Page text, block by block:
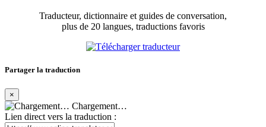
Traducteur, dictionnaire et guides de conversation,
plus de 20 langues, traductions favoris
Partager la traduction
×
Chargement…
Lien direct vers la traduction :